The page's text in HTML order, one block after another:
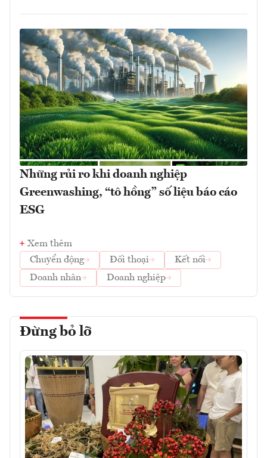
Những rủi ro khi doanh nghiệp
Greenwashing, “tô hồng” số liệu báo cáo
ESG
Xem thêm
Chuyển động
Đối thoại
Kết nối
Doanh nhân
Doanh nghiệp
Đừng bỏ lỡ